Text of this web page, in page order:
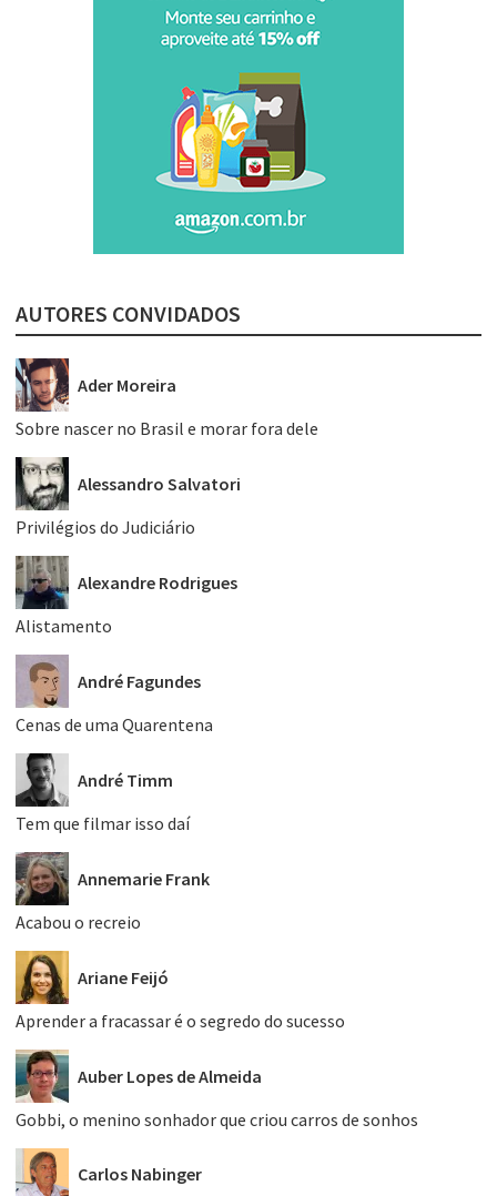
AUTORES CONVIDADOS
Ader Moreira
Sobre nascer no Brasil e morar fora dele
Alessandro Salvatori
Privilégios do Judiciário
Alexandre Rodrigues
Alistamento
André Fagundes
Cenas de uma Quarentena
André Timm
Tem que filmar isso daí
Annemarie Frank
Acabou o recreio
Ariane Feijó
Aprender a fracassar é o segredo do sucesso
Auber Lopes de Almeida
Gobbi, o menino sonhador que criou carros de sonhos
Carlos Nabinger